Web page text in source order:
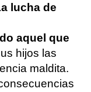
lucha de
aquel que
hijos las
maldita.